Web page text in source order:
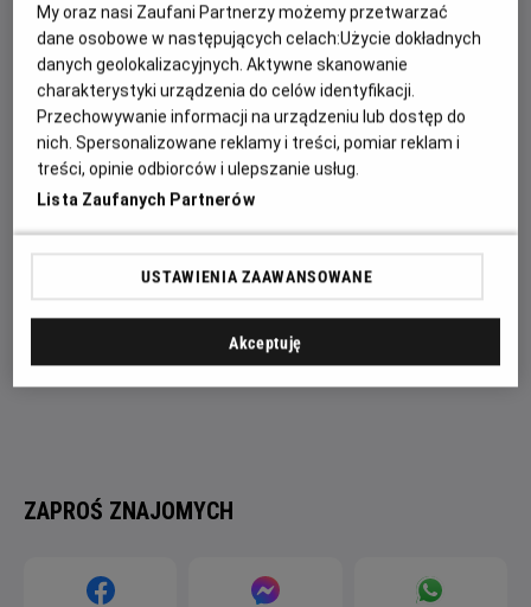
(Oppenheimer, Ciche miejsce), zdobywca nagrody Emmy i
Złotego Globu Josh O’Connor (Challengers) zdobywca
Oscara® Colin Firth (Jak zostać królem, seria Kingsman),
Eve Hewson (Siostry na zabój) oraz dwukrotnie
nominowany do Oscara® Colman Domingo (Lincoln).
ZAPROŚ ZNAJOMYCH
My oraz nasi Zaufani Partnerzy możemy przetwarzać
dane osobowe w następujących celach:Użycie dokładnych
danych geolokalizacyjnych. Aktywne skanowanie
charakterystyki urządzenia do celów identyfikacji.
Przechowywanie informacji na urządzeniu lub dostęp do
nich. Spersonalizowane reklamy i treści, pomiar reklam i
treści, opinie odbiorców i ulepszanie usług.
Lista Zaufanych Partnerów
USTAWIENIA ZAAWANSOWANE
Akceptuję